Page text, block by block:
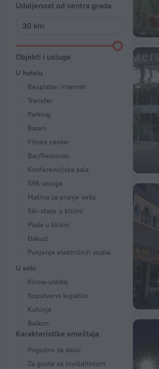
Udaljenost od centra grada
Objekti i usluge
U hotelu
Besplatan internet
Transfer
Parking
Bazen
Fitnes centar
Bar/Restoran
Konferencijska sala
SPA usluge
Mašina za pranje veša
Ski-staze u blizini
Plaža u blizini
Đakuzi
Punjenje električnih vozila
U sobi
Klima-uređaj
Sopstveno kupatilo
Kuhinja
Balkon
Karakteristike smeštaja
Pogodno za decu
Za goste sa inviliditetom